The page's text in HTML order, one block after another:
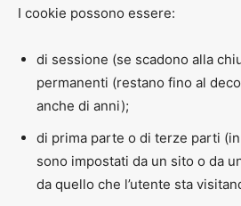
I cookie possono essere:
di sessione (se scadono alla
permanenti (restano fino al
anche di anni);
di prima parte o di terze parti
sono impostati da un sito o da
da quello che l’utente sta